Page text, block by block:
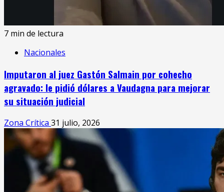
7 min de lectura
Nacionales
Imputaron al juez Gastón Salmain por cohecho
agravado: le pidió dólares a Vaudagna para mejorar
su situación judicial
Zona Crítica 31 julio, 2026